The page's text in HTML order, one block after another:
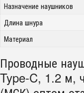
Назначение наушников
Длина шнура
Материал
Проводные
Type-C, 1.2 м,